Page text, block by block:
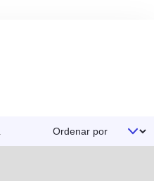
Ordenar por